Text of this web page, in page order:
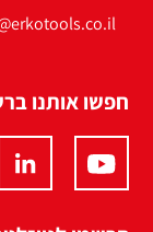
חפשו אותנו